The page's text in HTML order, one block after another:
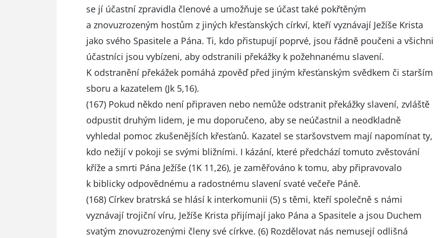
se jí účastní zpravidla členové a umožňuje se účast také pokřtěným
a znovuzrozeným hostům z jiných křesťanských církví, kteří vyznávají Ježíše Krista
jako svého Spasitele a Pána. Ti, kdo přistupují poprvé, jsou řádně poučeni a všichni
účastníci jsou vybízeni, aby odstranili překážky k požehnanému slavení.
K odstranění překážek pomáhá zpověď před jiným křesťanským svědkem či starším
sboru a kazatelem (Jk 5,16).
(167) Pokud někdo není připraven nebo nemůže odstranit překážky slavení, zvláště
odpustit druhým lidem, je mu doporučeno, aby se neúčastnil a neodkladně
vyhledal pomoc zkušenějších křesťanů. Kazatel se staršovstvem mají napomínat ty,
kdo nežijí v pokoji se svými bližními. I kázání, které předchází tomuto zvěstování
kříže a smrti Pána Ježíše (1K 11,26), je zaměřováno k tomu, aby připravovalo
k biblicky odpovědnému a radostnému slavení svaté večeře Páně.
(168) Církev bratrská se hlásí k interkomunii (5) s těmi, kteří společně s námi
vyznávají trojiční víru, Ježíše Krista přijímají jako Pána a Spasitele a jsou Duchem
svatým znovuzrozenými členy své církve. (6) Rozdělovat nás nemusejí odlišná